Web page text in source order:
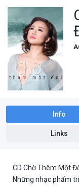
Info
Links
CD Chờ Thêm Một
Những nhạc phẩm